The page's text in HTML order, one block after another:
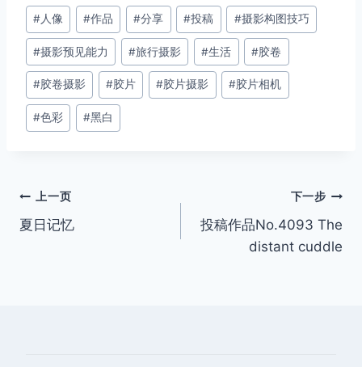
文
章
标
签：
#人像 #作品 #分享 #投稿 #摄影构图技巧
#摄影预见能力 #旅行摄影 #生活 #胶卷
#胶卷摄影 #胶片 #胶片摄影 #胶片相机
#色彩 #黑白
文
章
上一页
夏日记忆
下一步
投稿作品No.4093 The
distant cuddle